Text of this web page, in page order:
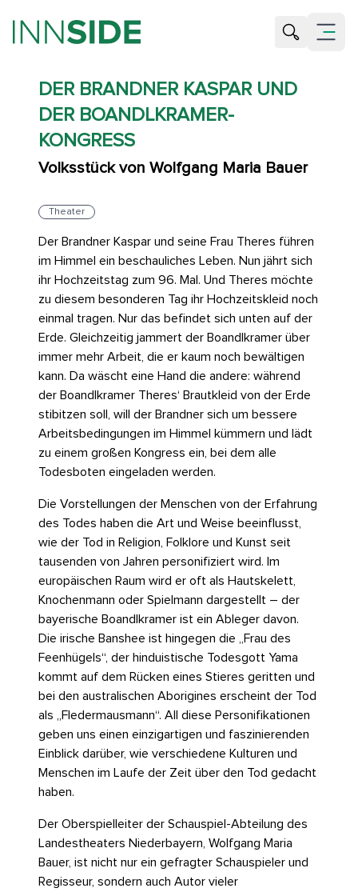
Suche
Menü
DER BRANDNER KASPAR UND
DER BOANDLKRAMER-
KONGRESS
Volksstück von Wolfgang Maria Bauer
Theater
Der Brandner Kaspar und seine Frau Theres führen
im Himmel ein beschauliches Leben. Nun jährt sich
ihr Hochzeitstag zum 96. Mal. Und Theres möchte
zu diesem besonderen Tag ihr Hochzeitskleid noch
einmal tragen. Nur das befindet sich unten auf der
Erde. Gleichzeitig jammert der Boandlkramer über
immer mehr Arbeit, die er kaum noch bewältigen
kann. Da wäscht eine Hand die andere: während
der Boandlkramer Theres‘ Brautkleid von der Erde
stibitzen soll, will der Brandner sich um bessere
Arbeitsbedingungen im Himmel kümmern und lädt
zu einem großen Kongress ein, bei dem alle
Todesboten eingeladen werden.
Die Vorstellungen der Menschen von der Erfahrung
des Todes haben die Art und Weise beeinflusst,
wie der Tod in Religion, Folklore und Kunst seit
tausenden von Jahren personifiziert wird. Im
europäischen Raum wird er oft als Hautskelett,
Knochenmann oder Spielmann dargestellt – der
bayerische Boandlkramer ist ein Ableger davon.
Die irische Banshee ist hingegen die „Frau des
Feenhügels“, der hinduistische Todesgott Yama
kommt auf dem Rücken eines Stieres geritten und
bei den australischen Aborigines erscheint der Tod
als „Fledermausmann“. All diese Personifikationen
geben uns einen einzigartigen und faszinierenden
Einblick darüber, wie verschiedene Kulturen und
Menschen im Laufe der Zeit über den Tod gedacht
haben.
Der Oberspielleiter der Schauspiel-Abteilung des
Landestheaters Niederbayern, Wolfgang Maria
Bauer, ist nicht nur ein gefragter Schauspieler und
Regisseur, sondern auch Autor vieler